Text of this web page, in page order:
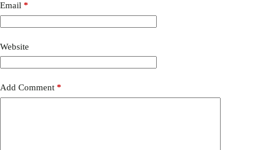
Email *
Website
Add Comment *